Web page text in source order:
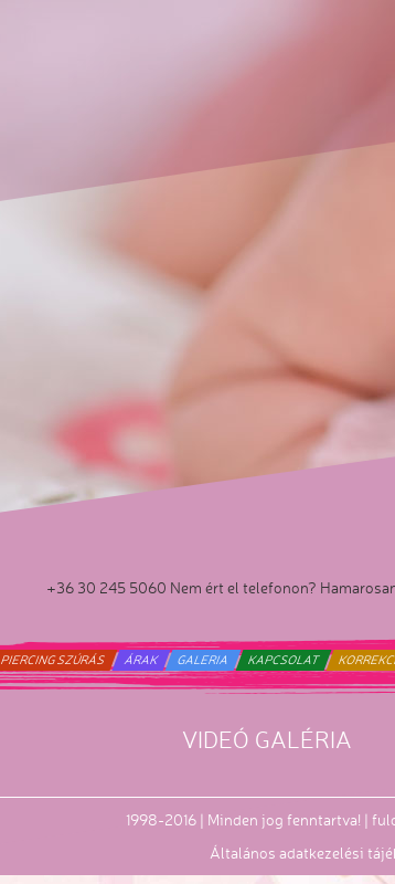
+36 30 245 5060 Nem ért el telefonon?
PIERCING SZÚRÁS ÁRAK GALERIA KAPCSOLAT
VIDEÓ GALÉRIA
1998-2016 | Minden jog fenntartva! |
Általános adatkezelési